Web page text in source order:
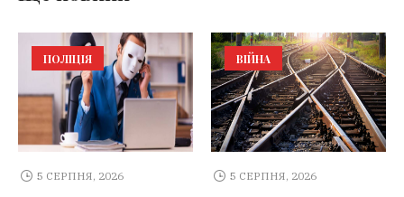
ПОЛІЦІЯ
5 СЕРПНЯ, 2026
ВІЙНА
5 СЕРПНЯ, 2026